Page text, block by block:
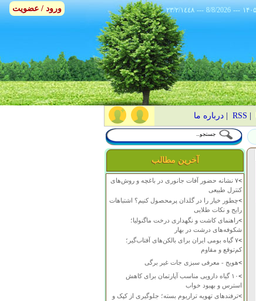
٢٣/٢/١٤٤٨ --- 8/8/2026 ---
RSS
|درباره ما
آخرین مطالب
>
۷ نشانه حضور آفات جانوری در باغچه و روش‌های
کنترل طبیعی
>چطور خیار را در گلدان پرمحصول کنیم؟ اشتباهات
رایج و نکات طلایی
>راهنمای کاشت و نگهداری درخت ماگنولیا؛
شکوفه‌های درشت در بهار
>
۷ گیاه بومی ایران برای بالکن‌های آفتاب‌گیر؛
کم‌توقع و مقاوم
>هویج - معرفی سبزی جات غیر برگی
>
۱۰ گیاه دارویی مناسب آپارتمان برای کاهش
استرس و بهبود خواب
>ترفندهای تهویه تراریوم بسته؛ جلوگیری از کپک و
ورود / عضویت